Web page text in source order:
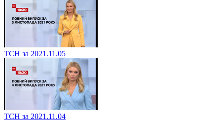
ТСН за 2021.11.05
ТСН за 2021.11.04